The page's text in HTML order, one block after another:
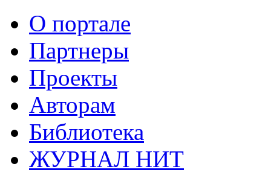
О портале
Партнеры
Проекты
Авторам
Библиотека
ЖУРНАЛ НИТ